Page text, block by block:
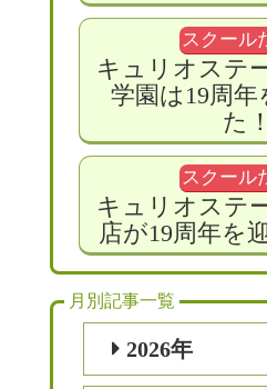
スクール
キュリオステ
学園は19周年
た！
スクール
キュリオステ
店が19周年を
月別記事一覧
2026年